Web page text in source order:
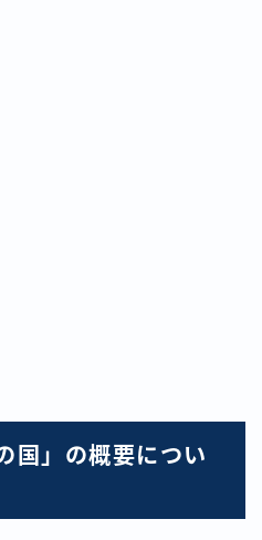
国」の概要につい